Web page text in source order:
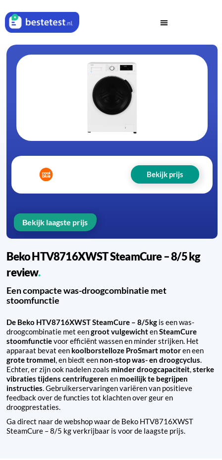
Beko HTV8716XWST SteamCure – 8/5 kg
review
Een compacte was-droogcombinatie met
stoomfunctie
De Beko HTV8716XWST SteamCure – 8/5kg is een was-
droogcombinatie met eengroot vulgewichtenSteamCure
stoomfunctievoor efficiënt wassen en minder strijken. Het
apparaat bevat een koolborstelloze ProSmart motoren een
grote trommel, en biedt een non-stop was- en droogcyclus.
Echter, er zijn ook nadelen zoals minder droogcapaciteit,sterke
vibraties tijdens centrifugeren en moeilijk te begrijpen
instructies. Gebruikerservaringen variëren van positieve
feedback over de functies tot klachten over geur en
droogprestaties.
Ga direct naar de webshop waar de Beko HTV8716XWST
SteamCure – 8/5 kg verkrijbaar is voor de laagste prijs.
Bekijk prijs
Bekijk laagste prijs